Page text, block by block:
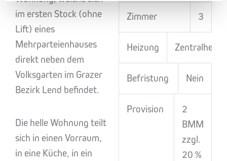
im ersten Stock (ohne
Lift) eines
Mehrparteienhauses
direkt neben dem
Volksgarten im Grazer
Bezirk Lend befindet.
Die helle Wohnung teilt
sich in einen Vorraum,
in eine Küche, in ein
Zimmer 3
Heizung
Befristung Nein
Provision
2
BMM
zzgl.
20 %